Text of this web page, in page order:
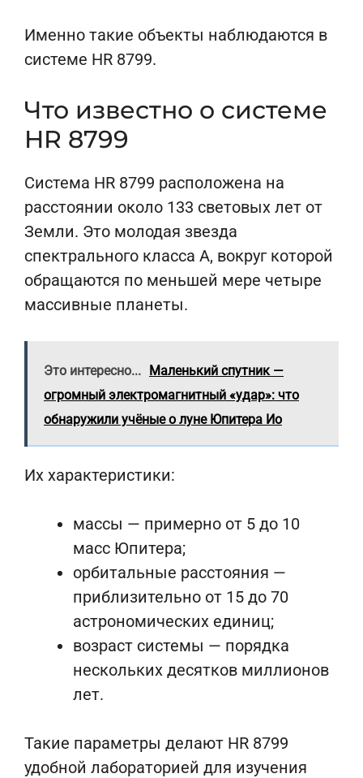
Именно такие объекты наблюдаются в
системе HR 8799.
Что известно о системе
HR 8799
Система HR 8799 расположена на
расстоянии около 133 световых лет от
Земли. Это молодая звезда
спектрального класса A, вокруг которой
обращаются по меньшей мере четыре
массивные планеты.
Это интересно...
Маленький спутник —
огромный электромагнитный «удар»: что
обнаружили учёные о луне Юпитера Ио
Их характеристики:
массы — примерно от 5 до 10
масс Юпитера;
орбитальные расстояния —
приблизительно от 15 до 70
астрономических единиц;
возраст системы — порядка
нескольких десятков миллионов
лет.
Такие параметры делают HR 8799
удобной лабораторией для изучения